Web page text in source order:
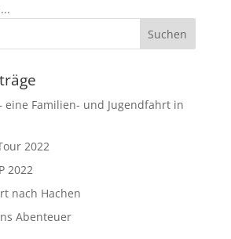
eine Familien- und Jugendfahrt in
2022
2022
nach Hachen
Abenteuer